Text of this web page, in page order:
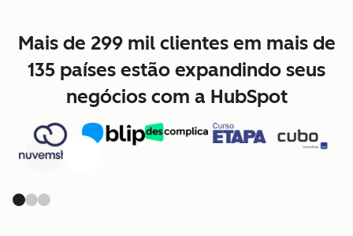
Mais de 299 mil clientes em mais de
135 países estão expandindo seus
negócios com a HubSpot
Anterior